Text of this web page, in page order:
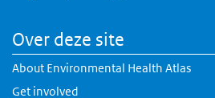
Over deze site
About Environmental Health Atlas
Get involved